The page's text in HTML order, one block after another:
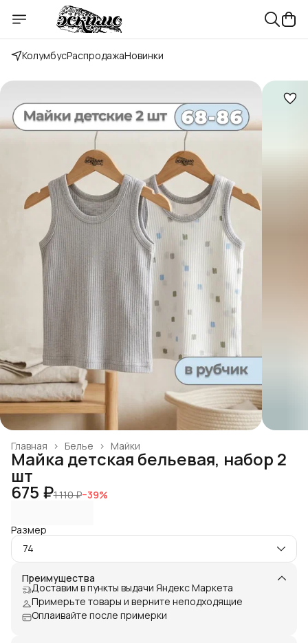
КолумбусРаспродажаНовинки
Майки
Белье ›
Главная ›
Майка детская бельевая, набор 2
шт
675 ₽1 110 ₽−39%
Размер
74
Преимущества
Доставим в пункты выдачи Яндекс Маркета
Примерьте товары и верните неподходящие
Оплаивайте после примерки